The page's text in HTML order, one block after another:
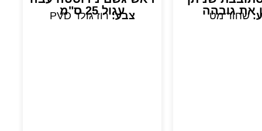
את גובהה
שחור מט
עגול 25 ס"מ
צבע:רוז גולד PVD